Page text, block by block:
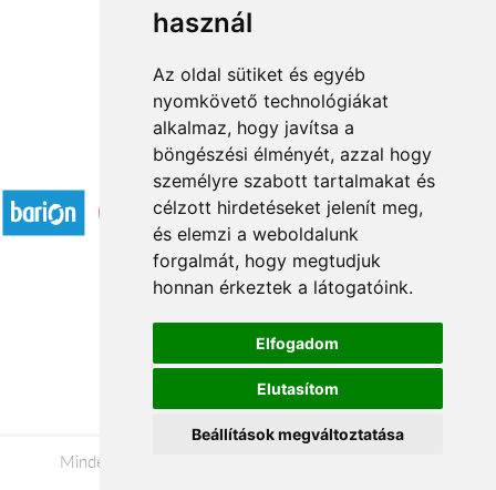
használ
Az oldal sütiket és egyéb
nyomkövető technológiákat
alkalmaz, hogy javítsa a
böngészési élményét, azzal hogy
személyre szabott tartalmakat és
célzott hirdetéseket jelenít meg,
és elemzi a weboldalunk
forgalmát, hogy megtudjuk
honnan érkeztek a látogatóink.
Elfogadom
Elutasítom
Beállítások megváltoztatása
1 2
Elfogadott fizetési módok
Á.SZ.F.
Impresszum
Adatkezelési tájékoztató
Minden jog fenntartva © 2026 |